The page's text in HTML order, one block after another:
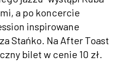
a po koncercie
inspirowane
Stańko. Na After Toast
bilet w cenie 10 zł.